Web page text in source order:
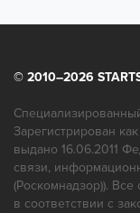
Сервис
Интерьер
© 2010–2026
Зарегистрирован
выдано 16.06.2011
связи,
(Роскомнадзор)).
в соответствии с